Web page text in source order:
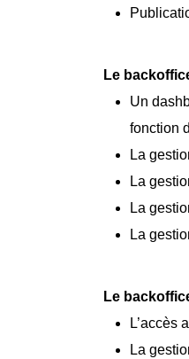
Le
Un
fonction
La
La
La
La
Le
L’accès
La